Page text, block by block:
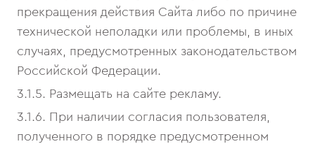
прекращения действия Сайта либо по причине
технической неполадки или проблемы, в иных
случаях, предусмотренных законодательством
Российской Федерации.
3.1.5. Размещать на сайте рекламу.
3.1.6. При наличии согласия пользователя,
полученного в порядке предусмотренном